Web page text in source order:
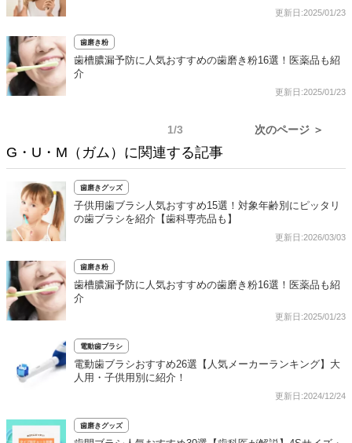
更新日:2025/01/23
歯磨き粉
歯槽膿漏予防に人気おすすめの歯磨き粉16選！医薬品も紹
介
更新日:2025/01/23
1/3 次のページ ＞
G・U・M（ガム）に関連する記事
歯磨きグッズ
子供用歯ブラシ人気おすすめ15選！対象年齢別にピッタリ
の歯ブラシを紹介【歯科専売品も】
更新日:2026/03/03
歯磨き粉
歯槽膿漏予防に人気おすすめの歯磨き粉16選！医薬品も紹
介
更新日:2025/01/23
電動歯ブラシ
電動歯ブラシおすすめ26選【人気メーカーランキング】大
人用・子供用別に紹介！
更新日:2024/12/24
歯磨きグッズ